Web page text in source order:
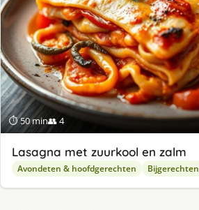
⏱ 50 min👥 4
Lasagna met zuurkool en zalm
Avondeten & hoofdgerechten Bijgerechten